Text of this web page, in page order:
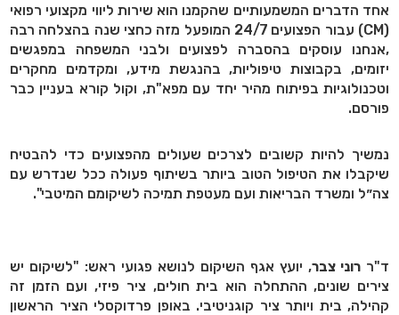
אחד הדברים המשמעותיים שהקמנו הוא שירות ליווי מקצועי רפואי
(CM) עבור הפצועים 24/7 המופעל מזה כחצי שנה בהצלחה רבה
,אנחנו עוסקים בהסברה לפצועים ולבני המשפחה במפגשים
יזומים, בקבוצות טיפוליות, בהנגשת מידע, ומקדמים מחקרים
וטכנולוגיות בפיתוח מהיר יחד עם מפא"ת, וקול קורא בעניין כבר
פורסם.
נמשיך להיות קשובים לצרכים שעולים מהפצועים כדי להבטיח
שיקבלו את הטיפול הטוב ביותר בשיתוף פעולה ככל שנדרש עם
צה״ל ומשרד הבריאות ועם מעטפת תמיכה לשיקומם המיטבי".
ד"ררוני צבר, יועץ אגף השיקום לנושא פגועי ראש: "לשיקום יש
צירים שונים, ההתחלה הוא בית חולים, ציר פיזי, ועם הזמן זה
קהילה, בית ויותר ציר קוגניטיבי. באופן פרדוקסלי הציר הראשון